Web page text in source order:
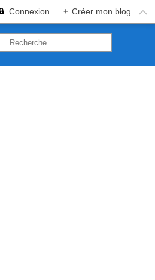
Connexion + Créer mon blog